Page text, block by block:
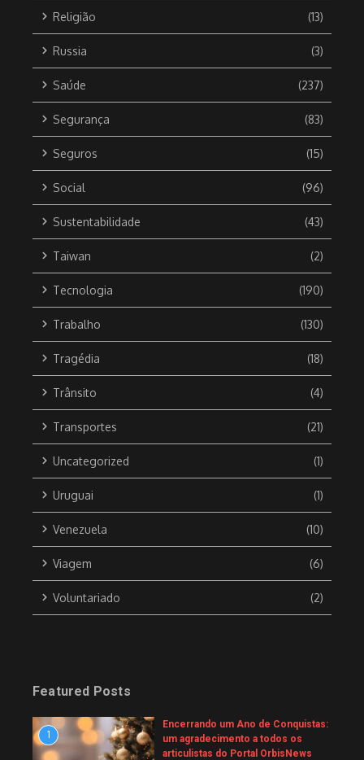
Religião (13)
Russia (3)
Saúde (237)
Segurança (83)
Seguros (15)
Social (96)
Sustentabilidade (43)
Taiwan (2)
Tecnologia (190)
Trabalho (130)
Tragédia (18)
Trânsito (4)
Transportes (21)
Uncategorized (1)
Uruguai (1)
Venezuela (10)
Viagem (6)
Voluntariado (2)
Featured Posts
1
Encerrando um Ano de Conquistas:
um agradecimento a todos os
articulistas do Portal OrbisNews